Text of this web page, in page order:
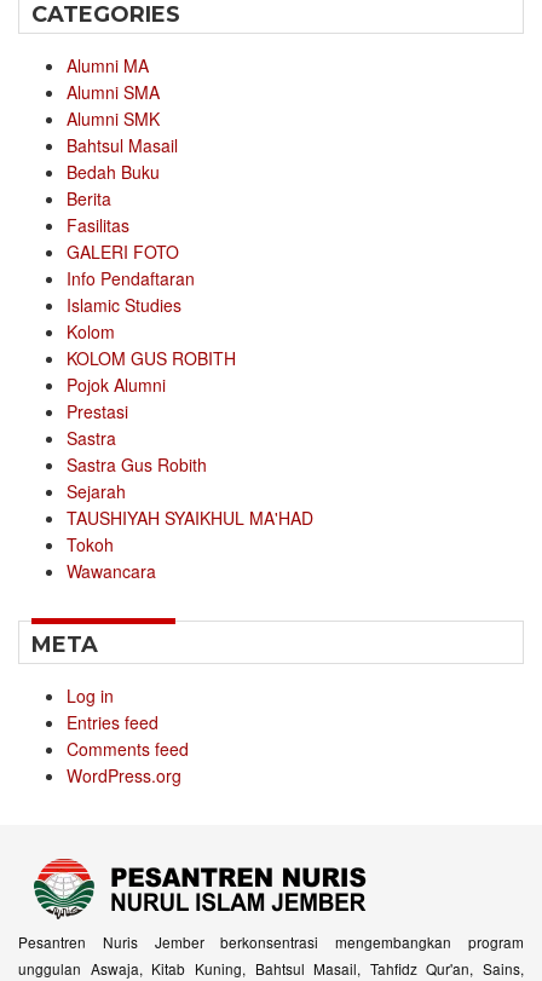
CATEGORIES
Alumni MA
Alumni SMA
Alumni SMK
Bahtsul Masail
Bedah Buku
Berita
Fasilitas
GALERI FOTO
Info Pendaftaran
Islamic Studies
Kolom
KOLOM GUS ROBITH
Pojok Alumni
Prestasi
Sastra
Sastra Gus Robith
Sejarah
TAUSHIYAH SYAIKHUL MA'HAD
Tokoh
Wawancara
META
Log in
Entries feed
Comments feed
WordPress.org
Pesantren Nuris Jember berkonsentrasi mengembangkan program
unggulan Aswaja, Kitab Kuning, Bahtsul Masail, Tahfidz Qur'an, Sains,